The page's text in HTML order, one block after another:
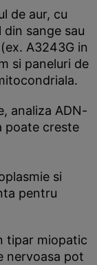
de aur, cu
sange sau
A3243G in
si paneluri de
analiza ADN-
poate creste
si
pentru
tipar miopatic
nervoasa pot